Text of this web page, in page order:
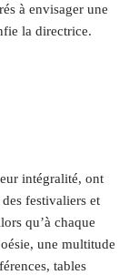
à envisager une
la directrice.
intégralité, ont
festivaliers et
qu’à chaque
une multitude
tables